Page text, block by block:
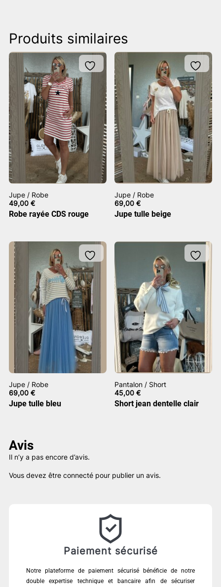
Produits similaires
Jupe / Robe
49,00 €
Robe rayée CDS rouge
Jupe / Robe
69,00€
Jupe tulle beige
Jupe / Robe
69,00 €
Jupe tulle bleu
Pantalon / Short
45,00€
Short jean dentelle clair
Avis
Il n’y a pas encore d’avis.
Vous devez être connecté pour publier un avis.
Paiement sécurisé
Notre plateforme de paiement sécurisé bénéficie de notre
double expertise technique et bancaire afin de sécuriser